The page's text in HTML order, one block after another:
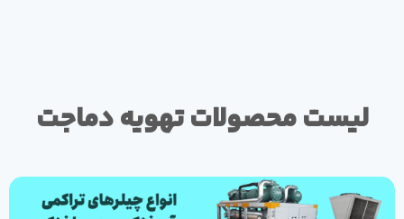
لیست محصولات تهویه دماجت